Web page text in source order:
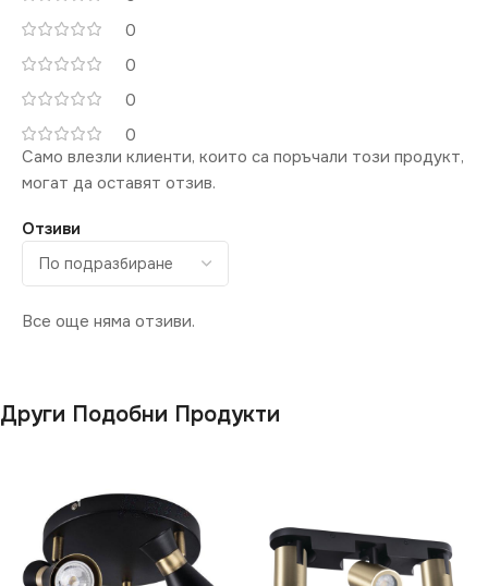
0
0
0
0
Отзиви
Все още няма отзиви.
Само влезли клиенти, които са поръчали този продукт,
могат да оставят отзив.
Други Подобни Продукти